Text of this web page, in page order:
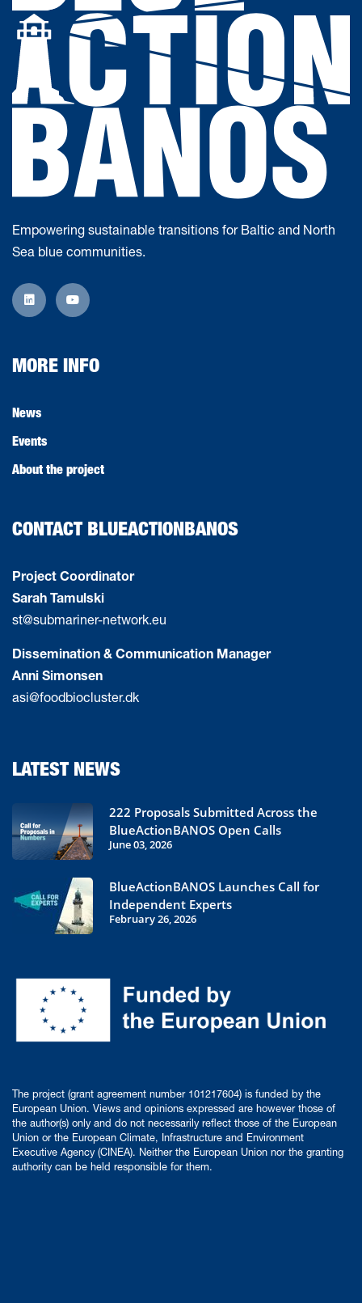
Empowering sustainable transitions for Baltic and North
Sea blue communities.
MORE INFO
News
Events
About the project
CONTACT BLUEACTIONBANOS
Project Coordinator
Sarah Tamulski
st@submariner-network.eu
Dissemination & Communication Manager
Anni Simonsen
asi@foodbiocluster.dk
LATEST NEWS
222 Proposals Submitted Across the
BlueActionBANOS Open Calls
June 03, 2026
BlueActionBANOS Launches Call for
Independent Experts
February 26, 2026
The project (grant agreement number 101217604) is funded by the
European Union. Views and opinions expressed are however those of
the author(s) only and do not necessarily reflect those of the European
Union or the European Climate, Infrastructure and Environment
Executive Agency (CINEA). Neither the European Union nor the granting
authority can be held responsible for them.